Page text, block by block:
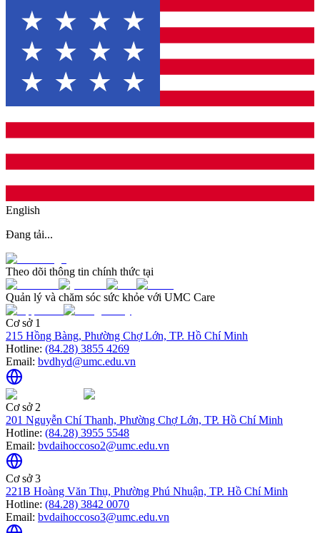
English
Đang tải...
Theo dõi thông tin chính thức tại
Quản lý và chăm sóc sức khỏe với UMC Care
Cơ sở 1
215 Hồng Bàng, Phường Chợ Lớn, TP. Hồ Chí Minh
Hotline: (84.28) 3855 4269
Email: bvdhyd@umc.edu.vn
Cơ sở 2
201 Nguyễn Chí Thanh, Phường Chợ Lớn, TP. Hồ Chí Minh
Hotline: (84.28) 3955 5548
Email: bvdaihoccoso2@umc.edu.vn
Cơ sở 3
221B Hoàng Văn Thụ, Phường Phú Nhuận, TP. Hồ Chí Minh
Hotline: (84.28) 3842 0070
Email: bvdaihoccoso3@umc.edu.vn